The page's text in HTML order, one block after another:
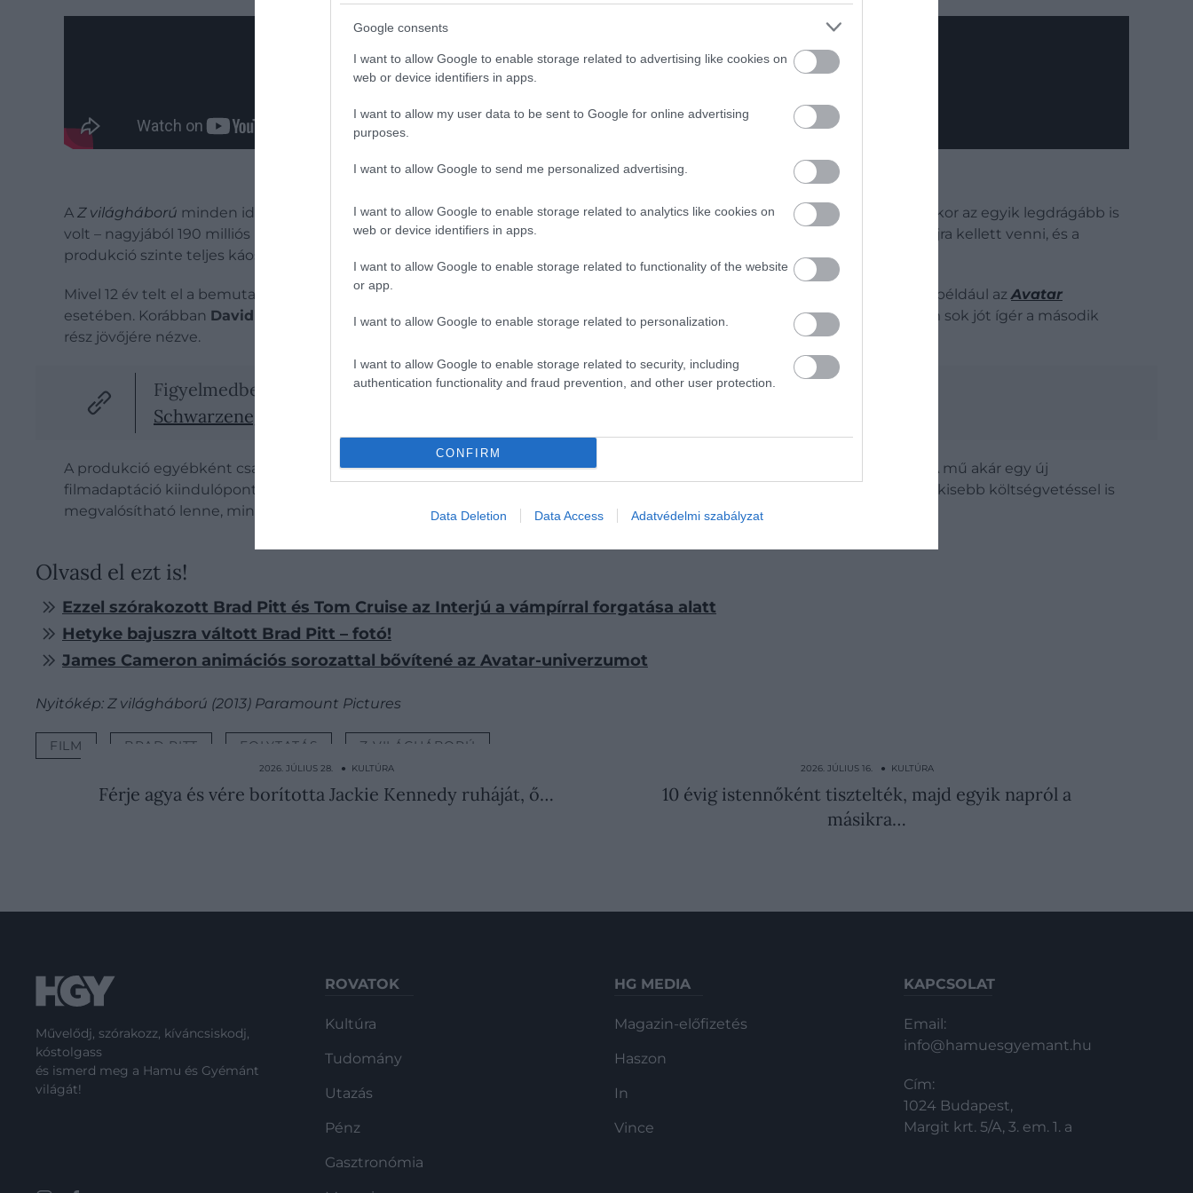
Google consents
I want to allow Google to enable storage related to advertising like cookies on
web or device identifiers in apps.
I want to allow my user data to be sent to Google for online advertising
purposes.
I want to allow Google to send me personalized advertising.
I want to allow Google to enable storage related to analytics like cookies on
web or device identifiers in apps.
I want to allow Google to enable storage related to functionality of the website
or app.
I want to allow Google to enable storage related to personalization.
I want to allow Google to enable storage related to security, including
authentication functionality and fraud prevention, and other user protection.
CONFIRM
Data Deletion Data Access Adatvédelmi szabályzat
A Z világháború minden idők legsikeresebb zombifilmjeként végül 540 millió dolláros bevételt hozott világszerte, ugyanakkor az egyik legdrágább is
volt – nagyjából 190 milliós költségvetéssel. A munkálatok során többször is újraírták a forgatókönyvet, rengeteg jelenetet újra kellett venni, és a
produkció szinte teljes káoszba fulladt – valóságos csoda, hogy végül nemcsak elkészült, de még
sikeresis lett.
Mivel 12 év telt el a bemutató óta, nehéz megmondani, hogy a nézők ugyanazzal a lelkesedéssel várnák-e a folytatást, mint például azAvatar
esetében. Korábban David Fincher
is próbálkozott újraéleszteni a történetet, de végül az a projekt is meghiúsult – ami nem sok jót ígér a második
rész jövőjére nézve.
Figyelmedbe ajánljuk!
Schwarzenegger elárulta, melyik filmjének a folytatását vállalná be hezitálás nélkül
A produkció egyébként csak nagyon lazán alapultMax Brooks Z világháború – A zombiháború története
című regényén. A mű akár egy új
filmadaptáció kiindulópontja is lehetne – egy olyan verzióé, amely hű marad a könyvhöz, friss megközelítést kínál, és sokkal kisebb költségvetéssel is
megvalósítható lenne, mint az eredeti film folytatása.
Olvasd el ezt is!
Ezzel szórakozott Brad Pitt és Tom Cruise az Interjú a vámpírral forgatása alatt
Hetyke bajuszra váltott Brad Pitt – fotó!
James Cameron animációs sorozattal bővítené az Avatar-univerzumot
Nyitókép: Z világháború (2013) Paramount Pictures
FILM BRAD PITT FOLYTATÁS Z VILÁGHÁBORÚ
2026. JÚLIUS 28. ● KULTÚRA
Férje agya és vére borította Jackie Kennedy ruháját, ő…
2026. JÚLIUS 16. ● KULTÚRA
10 évig istennőként tisztelték, majd egyik napról a
másikra…
Művelődj, szórakozz, kíváncsiskodj,
kóstolgass
és ismerd meg a Hamu és Gyémánt
világát!
ROVATOK
Kultúra
Tudomány
Utazás
Pénz
Gasztronómia
HG MEDIA
Magazin-előfizetés
Haszon
In
Vince
KAPCSOLAT
Email:
info@hamuesgyemant.hu
Cím:
1024 Budapest,
Margit krt. 5/A, 3. em. 1. a